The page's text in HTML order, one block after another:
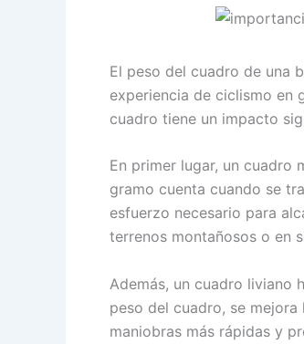
El peso del cuadro de una
experiencia de ciclismo en
cuadro tiene un impacto
En primer lugar, un cuadro
gramo cuenta cuando se
esfuerzo necesario para
terrenos montañosos o en
Además, un cuadro liviano
peso del cuadro, se
maniobras más rápidas y